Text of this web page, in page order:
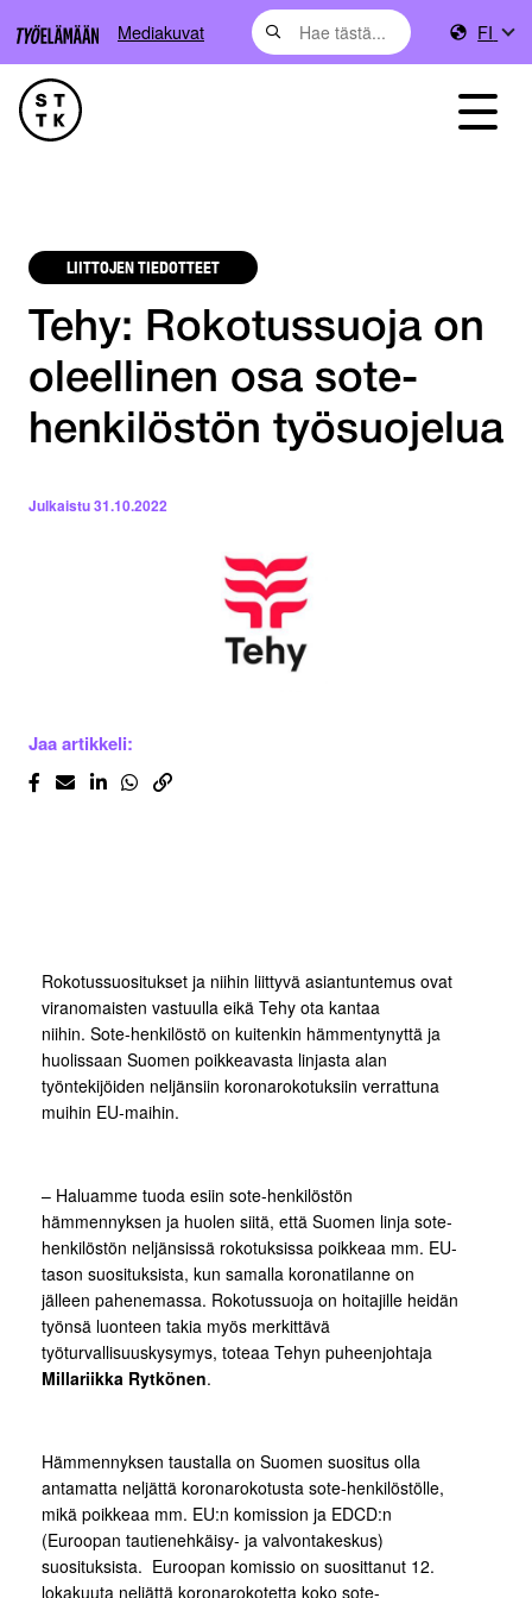
Mediakuvat FI
LIITTOJEN TIEDOTTEET
Tehy: Rokotussuoja on
oleellinen osa sote-
henkilöstön työsuojelua
Julkaistu31.10.2022
Jaa artikkeli:
Rokotussuositukset ja niihin liittyvä asiantuntemus ovat
viranomaisten vastuulla eikä Tehy ota kantaa
niihin. Sote-henkilöstö on kuitenkin hämmentynyttä ja
huolissaan Suomen poikkeavasta linjasta alan
työntekijöiden neljänsiin koronarokotuksiin verrattuna
muihin EU-maihin.
– Haluamme tuoda esiin sote-henkilöstön
hämmennyksen ja huolen siitä, että Suomen linja sote-
henkilöstön neljänsissä rokotuksissa poikkeaa mm. EU-
tason suosituksista, kun samalla koronatilanne on
jälleen pahenemassa. Rokotussuoja on hoitajille heidän
työnsä luonteen takia myös merkittävä
työturvallisuuskysymys, toteaa Tehyn puheenjohtaja
Millariikka Rytkönen.
Hämmennyksen taustalla on Suomen suositus olla
antamatta neljättä koronarokotusta sote-henkilöstölle,
mikä poikkeaa mm. EU:n komission ja EDCD:n
(Euroopan tautienehkäisy- ja valvontakeskus)
suosituksista. Euroopan komissio on suosittanut 12.
lokakuuta neljättä koronarokotetta koko sote-